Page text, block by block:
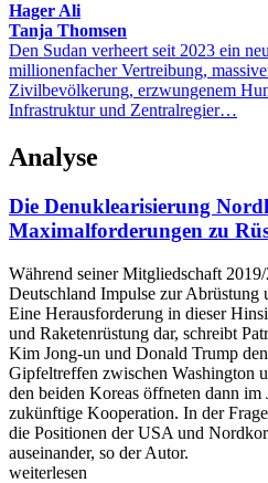
Hager Ali
Tanja Thomsen
Den Sudan verheert seit 2023 ein
millionenfacher Vertreibung,
Zivilbevölkerung, erzwungenem
Infrastruktur und Zentralregier…
Analyse
Die Denuklearisierung
Maximalforderungen zu
Während seiner Mitgliedschaft
Deutschland Impulse zur Abrüstung
Eine Herausforderung in dieser
und Raketenrüstung dar, schreibt
Kim Jong-un und Donald Trump
Gipfeltreffen zwischen Washington
den beiden Koreas öffneten dann im
zukünftige Kooperation. In der
die Positionen der USA und
auseinander, so der Autor.
weiterlesen